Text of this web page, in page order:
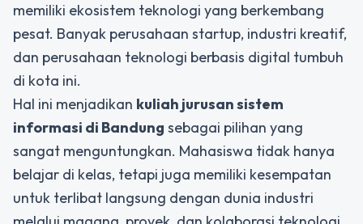
memiliki ekosistem teknologi yang berkembang
pesat. Banyak perusahaan startup, industri kreatif,
dan perusahaan teknologi berbasis digital tumbuh
di kota ini.
Hal ini menjadikan kuliah jurusan sistem
informasi di Bandung sebagai pilihan yang
sangat menguntungkan. Mahasiswa tidak hanya
belajar di kelas, tetapi juga memiliki kesempatan
untuk terlibat langsung dengan dunia industri